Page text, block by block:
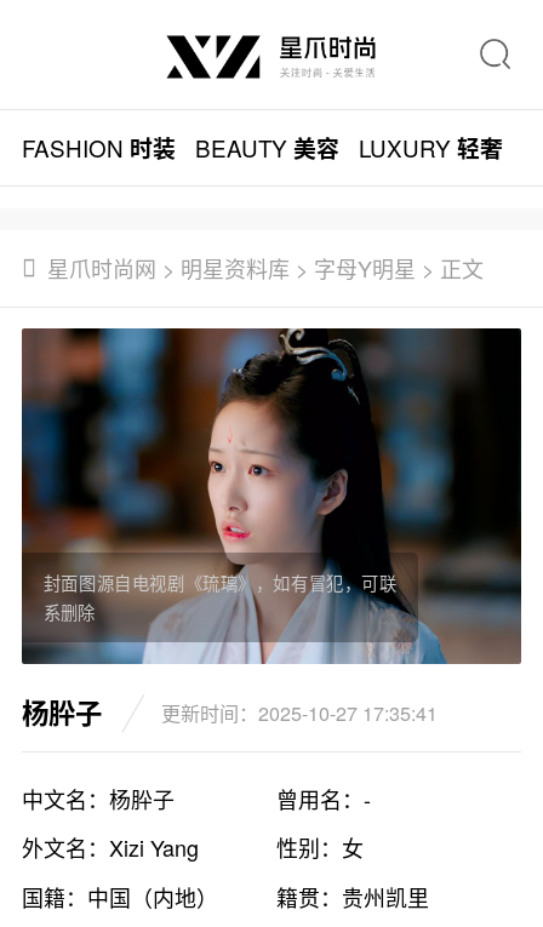
FASHION 时装 BEAUTY美容 LUXURY轻奢
星爪时尚网 > 明星资料库 > 字母Y明星 > 正文
封面图源自电视剧《琉璃》，如有冒犯，可联
系删除
杨肸子 更新时间：2025-10-27 17:35:41
中文名：杨肸子
曾用名：-
外文名：Xizi Yang
性别：女
国籍：中国（内地）
籍贯：贵州凯里